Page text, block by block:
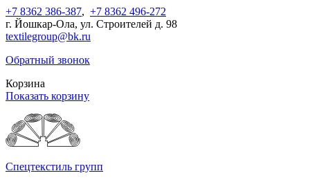
+7 8362 386-387, +7 8362 496-272
г. Йошкар-Ола, ул. Строителей д. 98
textilegroup@bk.ru
Обратный звонок
Корзина
Показать корзину
Спецтекстиль групп